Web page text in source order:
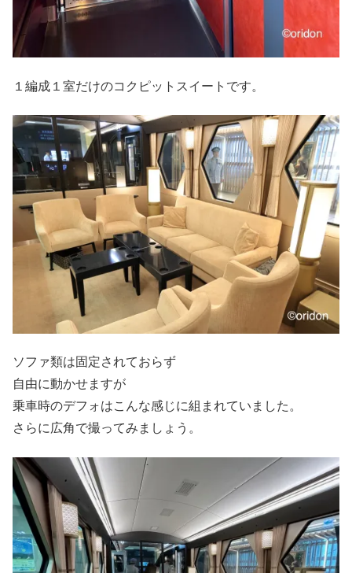
１編成１室だけのコクピットスイートです。
ソファ類は固定されておらず
自由に動かせますが
乗車時のデフォはこんな感じに組まれていました。
さらに広角で撮ってみましょう。